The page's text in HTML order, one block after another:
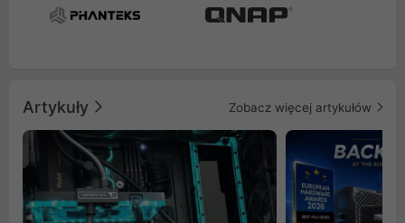
Artykuły Zobacz więcej artykułów